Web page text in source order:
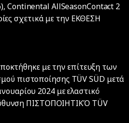
Continental AllSeasonContact 2
σχετικά με την ΕΚΘΕΣΗ
με την επίτευξη των
πιστοποίησης TÜV SÜD μετά
2024 με ελαστικό
ΠΙΣΤΟΠΟΙΗΤΙΚΌ TÜV